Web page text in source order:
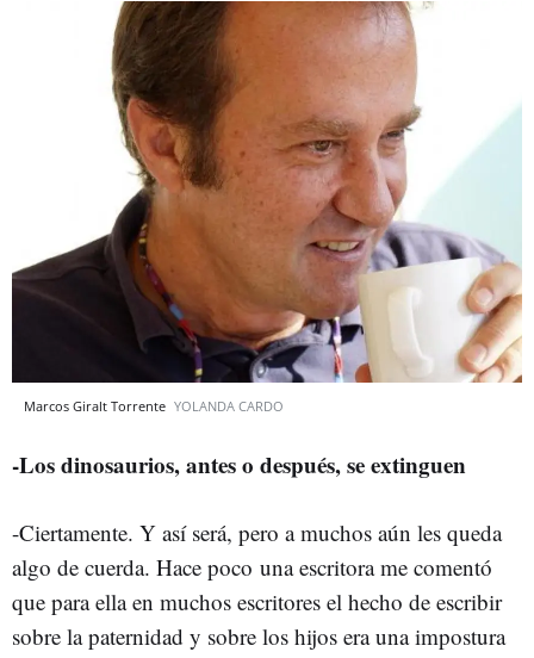
Marcos Giralt Torrente YOLANDA CARDO
-Los dinosaurios, antes o después, se extinguen
-Ciertamente. Y así será, pero a muchos aún les queda
algo de cuerda. Hace poco una escritora me comentó
que para ella en muchos escritores el hecho de escribir
sobre la paternidad y sobre los hijos era una impostura